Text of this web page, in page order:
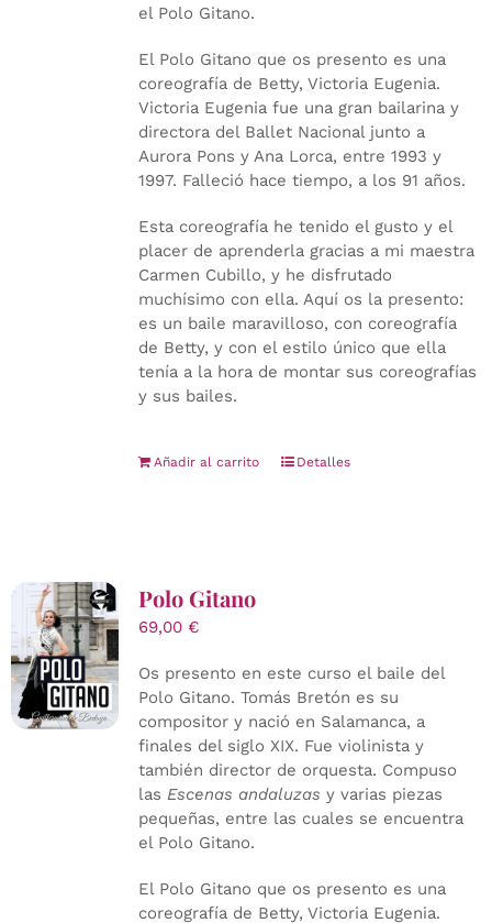
el Polo Gitano.
El Polo Gitano que os presento es una
coreografía de Betty, Victoria Eugenia.
Victoria Eugenia fue una gran bailarina y
directora del Ballet Nacional junto a
Aurora Pons y Ana Lorca, entre 1993 y
1997. Falleció hace tiempo, a los 91 años.
Esta coreografía he tenido el gusto y el
placer de aprenderla gracias a mi maestra
Carmen Cubillo, y he disfrutado
muchísimo con ella. Aquí os la presento:
es un baile maravilloso, con coreografía
de Betty, y con el estilo único que ella
tenía a la hora de montar sus coreografías
y sus bailes.
Añadir al carrito Detalles
Polo Gitano
69,00 €
Os presento en este curso el baile del
Polo Gitano. Tomás Bretón es su
compositor y nació en Salamanca, a
finales del siglo XIX. Fue violinista y
también director de orquesta. Compuso
las Escenas andaluzas y varias piezas
pequeñas, entre las cuales se encuentra
el Polo Gitano.
El Polo Gitano que os presento es una
coreografía de Betty, Victoria Eugenia.